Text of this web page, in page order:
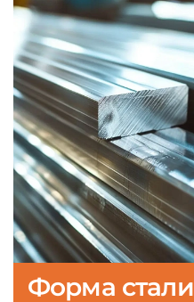
Форма стали